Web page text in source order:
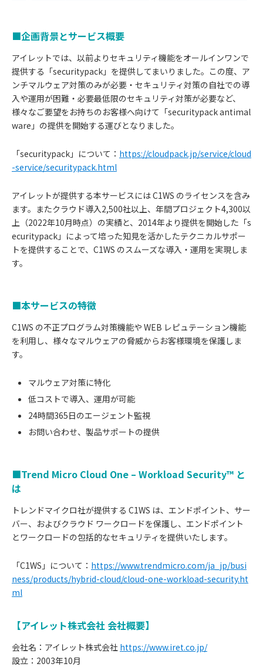
■企画背景とサービス概要
アイレットでは、以前よりセキュリティ機能をオールインワンで
提供する「securitypack」を提供してまいりました。この度、ア
ンチマルウェア対策のみが必要・セキュリティ対策の自社での導
入や運用が困難・必要最低限のセキュリティ対策が必要など、
様々なご要望をお持ちのお客様へ向けて「securitypack antimal
ware」の提供を開始する運びとなりました。
「securitypack」について： https://cloudpack.jp/service/cloud
-service/securitypack.html
アイレットが提供する本サービスには C1WS のライセンスを含み
ます。またクラウド導入2,500社以上、年間プロジェクト4,300以
上（2022年10月時点）の実績と、2014年より提供を開始した「s
ecuritypack」によって培った知見を活かしたテクニカルサポー
トを提供することで、C1WS のスムーズな導入・運用を実現しま
す。
■本サービスの特徴
C1WS の不正プログラム対策機能や WEB レピュテーション機能
を利用し、様々なマルウェアの脅威からお客様環境を保護しま
す。
マルウェア対策に特化
低コストで導入、運用が可能
24時間365日のエージェント監視
お問い合わせ、製品サポートの提供
■Trend Micro Cloud One – Workload Security™ と
は
トレンドマイクロ社が提供する C1WS は、エンドポイント、サー
バー、およびクラウド ワークロードを保護し、エンドポイント
とワークロードの包括的なセキュリティを提供いたします。
「C1WS」について： https://www.trendmicro.com/ja_jp/busi
ness/products/hybrid-cloud/cloud-one-workload-security.ht
ml
【アイレット株式会社 会社概要】
会社名：アイレット株式会社 https://www.iret.co.jp/
設立：2003年10月